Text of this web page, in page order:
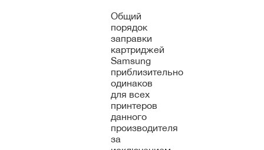
Общий
порядок
заправки
картриджей
Samsung
приблизительно
одинаков
для всех
принтеров
данного
производителя
за